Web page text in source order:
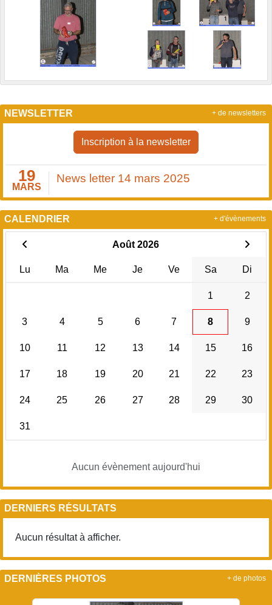
NEWSLETTER
Inscription à la newsletter
19
MARS
News letter 14 mars 2025
+ de newsletters
CALENDRIER
Août 2026
Lu Ma Me Je Ve Sa Di
1 2
3 4 5 6 7 8 9
10 11 12 13 14 15 16
17 18 19 20 21 22 23
24 25 26 27 28 29 30
31
Aucun évènement aujourd'hui
+ d'évènements
DERNIERS RÉSULTATS
Aucun résultat à afficher.
DERNIÈRES PHOTOS + de photos